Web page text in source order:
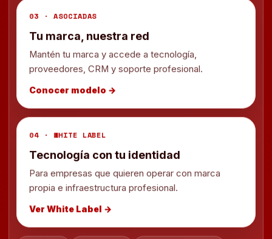
03 · ASOCIADAS
Tu marca, nuestra red
Mantén tu marca y accede a tecnología,
proveedores, CRM y soporte profesional.
Conocer modelo →
04 · WHITE LABEL
Tecnología con tu identidad
Para empresas que quieren operar con marca
propia e infraestructura profesional.
Ver White Label →